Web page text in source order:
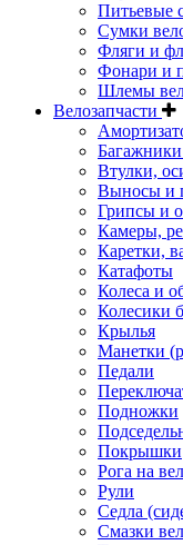
Питьевые
Сумки
Фляги и
Фонари и
Шлемы
Велозапчасти
Втулки,
Выносы и
Грипсы и
Камеры,
Каретки,
Катафоты
Колеса и
Колесики
Крылья
Манетки
Педали
Подножки
Покрышки
Рога на
Рули
Седла
Смазки